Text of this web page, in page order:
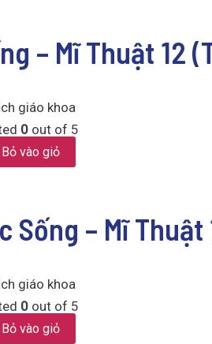
– Mĩ Thuật 12
giáo khoa
0 out of 5
Bỏ vào giỏ
– Mĩ Thuật
giáo khoa
0 out of 5
Bỏ vào giỏ